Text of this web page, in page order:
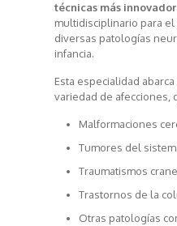
técnicas más
multidisciplinario para
diversas patologías
infancia.
Esta especialidad
variedad de afecciones,
Malformaciones
Tumores del
Traumatismos
Trastornos de la
Otras patologías